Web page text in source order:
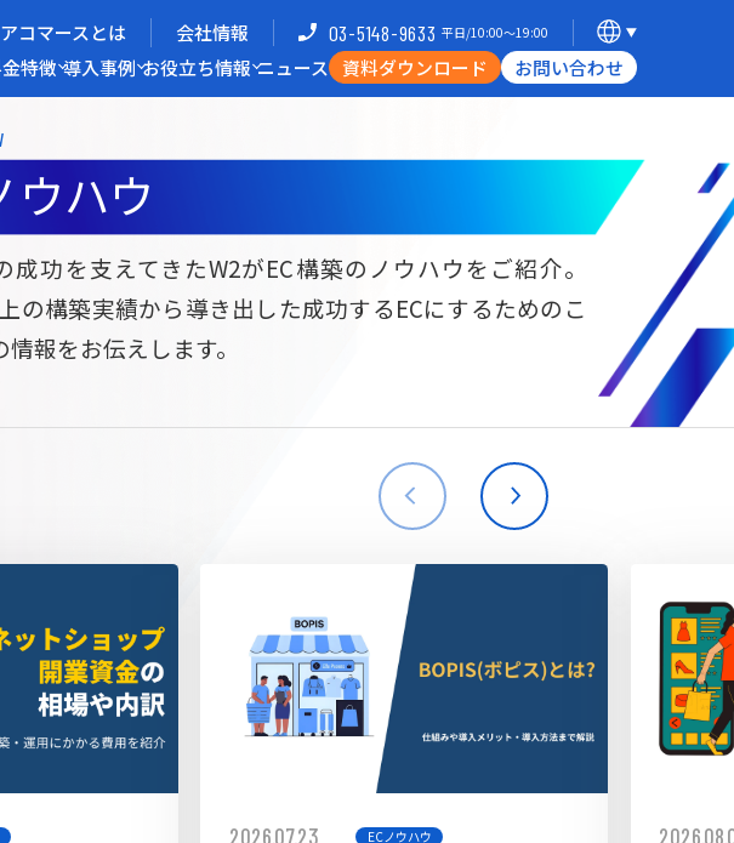
コマースとは 会社情報 03-5148-9633 平日/10:00〜19:00
特徴 導入事例 お役立ち情報 ニュース 資料ダウンロード お問い合わせ
する
ト構築 BtoB向けECサイト構築
W2Commerce
海外進出・現地ECサイト構築
開発 AI buddy
開発力/支援体制
導入企業インタビュー
資料
ウハウ
成功を支えてきたW2がEC構築のノウハウをご紹介。
の構築実績から導き出した成功するECにするためのこ
情報をお伝えします。
2026.07.23 ECノウハウ